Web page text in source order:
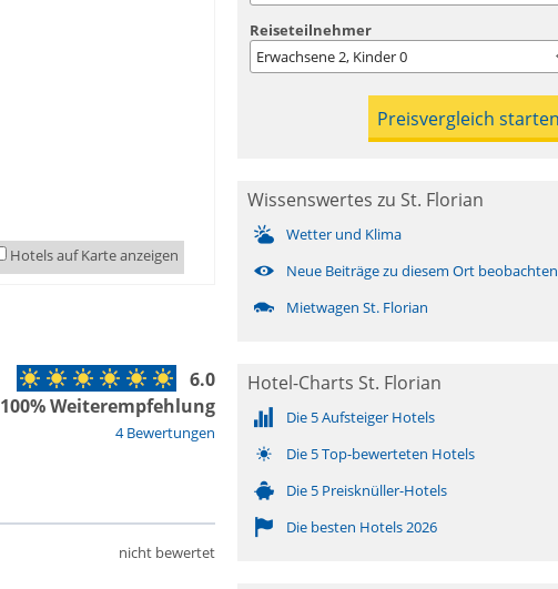
Hotels auf Karte anzeigen
4 Bewertungen
6.0
100% Weiterempfehlung
nicht bewertet
Reiseteilnehmer
Erwachsene2, Kinder0
Wissenswertes zu St. Florian
Wetter und Klima
Neue Beiträge zu diesem Ort beobachten
Mietwagen St. Florian
Hotel-Charts St. Florian
Die 5 Aufsteiger Hotels
Die 5 Top-bewerteten Hotels
Die 5 Preisknüller-Hotels
Die besten Hotels 2026